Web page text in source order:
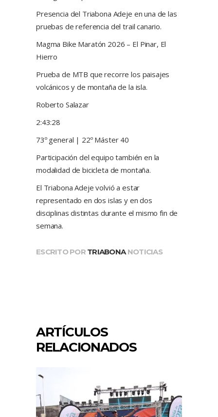
Presencia del Triabona Adeje en una de las
pruebas de referencia del trail canario.
Magma Bike Maratón 2026 – El Pinar, El
Hierro
Prueba de MTB que recorre los paisajes
volcánicos y de montaña de la isla.
Roberto Salazar
2:43:28
73º general | 22º Máster 40
Participación del equipo también en la
modalidad de bicicleta de montaña.
El Triabona Adeje volvió a estar
representado en dos islas y en dos
disciplinas distintas durante el mismo fin de
semana.
ESCRITO POR TRIABONA NOTICIAS
ARTÍCULOS
RELACIONADOS